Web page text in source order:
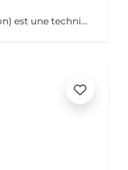
La cavitation ultrasonique (ou lipocavitation) est une technique minceur non invasive qui utilise des ultrasons à basse fréquence pour détruire les cellules graisseuses. Elle offre une alternative à la chirurgie (comme la liposuccion). Elle se fait sans aiguille, sans incision et sans nécessiter d'anesthésie. Idéale pour déloger les graisses tenaces et la cellulite dans des zones spécifiques difficiles à perdre par le sport ou le régime (ventre, cuisses, hanches, bras).